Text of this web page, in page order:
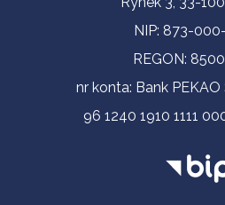
NIP: 873-
REGON:
nr konta: Bank
96 1240 1910 1111